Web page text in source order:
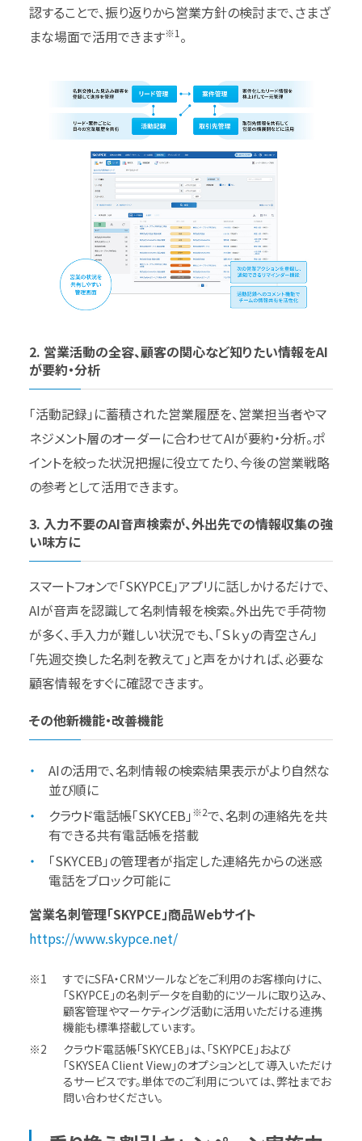
認することで、振り返りから営業方針の検討まで、さまざ
まな場面で活用できます※1 。
2. 営業活動の全容、顧客の関心など知りたい情報をAI
が要約・分析
「活動記録」に蓄積された営業履歴を、営業担当者やマ
ネジメント層のオーダーに合わせてAIが要約・分析。ポ
イントを絞った状況把握に役立てたり、今後の営業戦略
の参考として活用できます。
3. 入力不要のAI音声検索が、外出先での情報収集の強
い味方に
スマートフォンで「SKYPCE」アプリに話しかけるだけで、
AIが音声を認識して名刺情報を検索。外出先で手荷物
が多く、手入力が難しい状況でも、「Ｓｋｙの青空さん」
「先週交換した名刺を教えて」と声をかければ、必要な
顧客情報をすぐに確認できます。
その他新機能・改善機能
AIの活用で、名刺情報の検索結果表示がより自然な
並び順に
クラウド電話帳「SKYCEB」※2で、名刺の連絡先を共
有できる共有電話帳を搭載
「SKYCEB」の管理者が指定した連絡先からの迷惑
電話をブロック可能に
営業名刺管理「SKYPCE」商品Webサイト
https://www.skypce.net/
すでにSFA・CRMツールなどをご利用のお客様向けに、
「SKYPCE」の名刺データを自動的にツールに取り込み、
顧客管理やマーケティング活動に活用いただける連携
機能も標準搭載しています。
クラウド電話帳「SKYCEB」は、「SKYPCE」および
「SKYSEA Client View」のオプションとして導入いただけ
るサービスです。単体でのご利用については、弊社までお
問い合わせください。